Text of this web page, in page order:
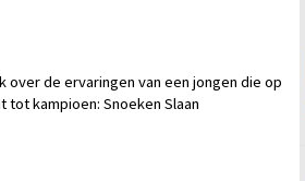
de ervaringen van een jongen die op
kampioen: Snoeken Slaan